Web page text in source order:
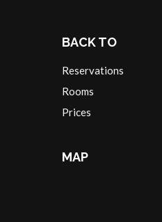
BACK TO
Reservations
Rooms
Prices
MAP